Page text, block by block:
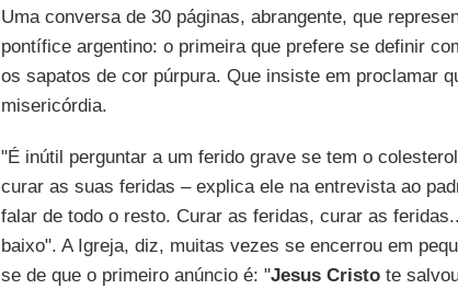
Uma conversa de 30 páginas, abrangente, que
pontífice argentino: o primeira que prefere se definir
os sapatos de cor púrpura. Que insiste em proclamar
misericórdia.
"É inútil perguntar a um ferido grave se tem o
curar as suas feridas – explica ele na entrevista ao
falar de todo o resto. Curar as feridas, curar as
baixo". A Igreja, diz, muitas vezes se encerrou em
se de que o primeiro anúncio é: "Jesus Cristote